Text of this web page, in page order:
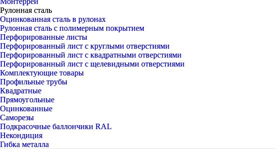
Рулонная сталь
Оцинкованная сталь в рулонах
Рулонная сталь с полимерным покрытием
Перфорированные листы
Перфорированный лист с круглыми отверстиями
Перфорированный лист с квадратными отверстиями
Перфорированный лист с щелевидными отверстиями
Комплектующие товары
Профильные трубы
Квадратные
Прямоугольные
Оцинкованные
Саморезы
Подкрасочные баллончики RAL
Некондиция
Гибка металла